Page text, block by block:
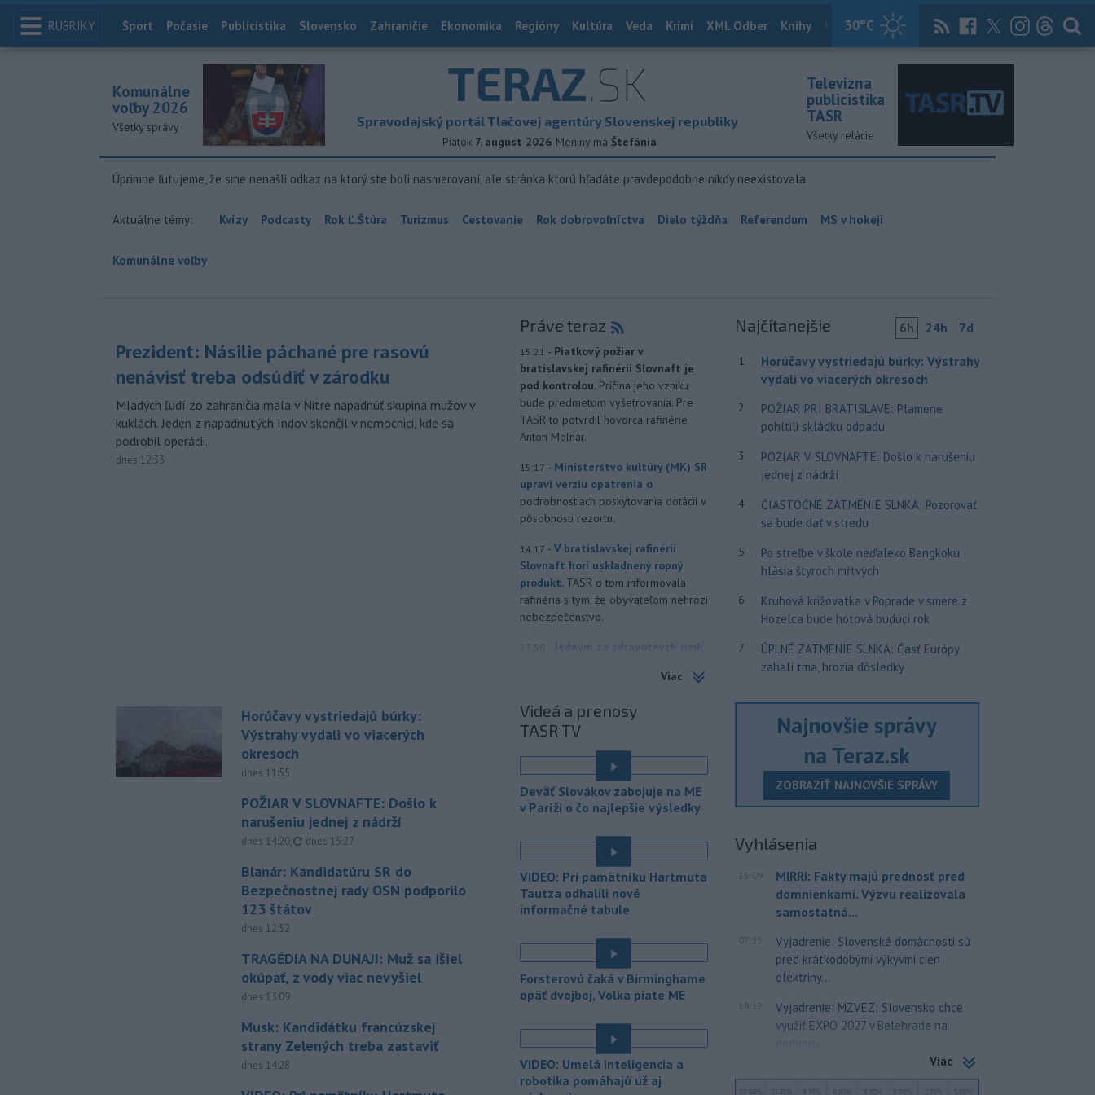
RUBRIKY 30°C
Index
Šport Počasie Publicistika Slovensko Zahraničie Ekonomika Regióny Kultúra Veda Krimi XML Odber Knihy Útulkovo Magazín News Now Archív
TERAZ.SK
Spravodajský portál Tlačovej agentúry Slovenskej republiky
Piatok 7. august 2026 Meniny má Štefánia
Komunálne
voľby 2026
Všetky správy
Televízna
publicistika
TASR
Všetky relácie
Úprimne ľutujeme, že sme nenašli odkaz na ktorý ste boli nasmerovaní, ale stránka ktorú hľadáte pravdepodobne nikdy neexistovala
Aktuálne témy: Kvízy Podcasty Rok Ľ.Štúra Turizmus Cestovanie Rok dobrovoľníctva Dielo týždňa Referendum MS v hokeji
Komunálne voľby
Prezident: Násilie páchané pre rasovú
nenávisť treba odsúdiť v zárodku
Mladých ľudí zo zahraničia mala v Nitre napadnúť skupina mužov v
kuklách. Jeden z napadnutých Indov skončil v nemocnici, kde sa
podrobil operácii.
dnes 12:33
Horúčavy vystriedajú búrky:
Výstrahy vydali vo viacerých
okresoch
dnes 11:55
POŽIAR V SLOVNAFTE: Došlo k
narušeniu jednej z nádrží
dnes 14:20, aktualizované
dnes 15:27
Blanár: Kandidatúru SR do
Bezpečnostnej rady OSN podporilo
123 štátov
dnes 12:52
TRAGÉDIA NA DUNAJI: Muž sa išiel
okúpať, z vody viac nevyšiel
dnes 13:09
Musk: Kandidátku francúzskej
strany Zelených treba zastaviť
dnes 14:28
Práve teraz
15:21 - Piatkový požiar v
bratislavskej rafinérii Slovnaft je
pod kontrolou. Príčina jeho vzniku
bude predmetom vyšetrovania. Pre
TASR to potvrdil hovorca rafinérie
Anton Molnár.
15:17 - Ministerstvo kultúry (MK) SR
upraví verziu opatrenia o
podrobnostiach poskytovania dotácií v
pôsobnosti rezortu.
14:17 - V bratislavskej rafinérii
Slovnaft horí uskladnený ropný
produkt. TASR o tom informovala
rafinéria s tým, že obyvateľom nehrozí
nebezpečenstvo.
13:50
Jedným zo zdravotných rizík
hluku. Je preto dobré držať sa
chrániče sluchu či dodržiavať
prestávky.
Podporu kandidatúre
Slovenskej republiky na nestále
členstvov Bezpečnostnej rade
Organizácie Spojených národov (OSN)
vyjadrilo už 123 zo 193 členských
štátov OSN.
12:31 - Násilie páchané pre rasovú
nenávisť alebo pre príslušnosť k
Na sociálnej sieti to v reakcii na útok
cudzincov v Nitre uviedol prezident
SR Peter Pellegrini.
zhromaždenie môže v utorok 11.
augusta rozhodnúť o novom
generálnom prokurátorovi, ak
parlament schváli skrátenie jeho
Viac
Videá a prenosy
TASR TV
Deväť Slovákov zabojuje na ME
v Paríži o čo najlepšie výsledky
VIDEO: Pri pamätníku Hartmuta
Tautza odhalili nové
informačné tabule
Forsterovú čaká v Birminghame
opäť dvojboj, Volka piate ME
VIDEO: Umelá inteligencia a
robotika pomáhajú už aj
Najčítanejšie 6h 24h 7d
1
Horúčavy vystriedajú búrky: Výstrahy
vydali vo viacerých okresoch
2
POŽIAR PRI BRATISLAVE: Plamene
pohltili skládku odpadu
3
POŽIAR V SLOVNAFTE: Došlo k narušeniu
jednej z nádrží
4
ČIASTOČNÉ ZATMENIE SLNKA: Pozorovať
sa bude dať v stredu
5
Po streľbe v škole neďaleko Bangkoku
hlásia štyroch mŕtvych
6
Kruhová križovatka v Poprade v smere z
Hozelca bude hotová budúci rok
7
ÚPLNÉ ZATMENIE SLNKA: Časť Európy
zahalí tma, hrozia dôsledky
Najnovšie správy
na Teraz.sk
ZOBRAZIŤ NAJNOVŠIE SPRÁVY
Vyhlásenia
15:09
MIRRI: Fakty majú prednosť pred
domnienkami. Výzvu realizovala
samostatná...
07:55
Vyjadrenie: Slovenské domácnosti sú
pred krátkodobými výkyvmi cien
elektriny...
18:12
Vyjadrenie: MZVEZ: Slovensko chce
využiť EXPO 2027 v Belehrade na
podporu...
Viac